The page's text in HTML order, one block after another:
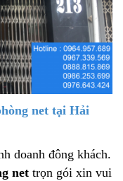
net tại Hải
doanh đông khách.
net trọn gói xin vui